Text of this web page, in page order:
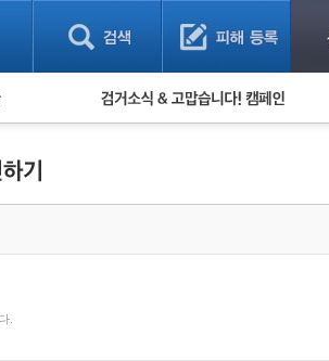
례
례
검거 소식
.